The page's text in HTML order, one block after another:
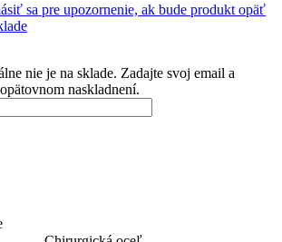
sa pre upozornenie, ak bude produkt opäť
nie je na sklade. Zadajte svoj email a
naskladnení.